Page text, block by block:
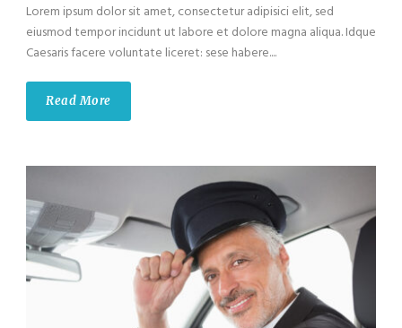
Lorem ipsum dolor sit amet, consectetur adipisici elit, sed
eiusmod tempor incidunt ut labore et dolore magna aliqua. Idque
Caesaris facere voluntate liceret: sese habere....
Read More